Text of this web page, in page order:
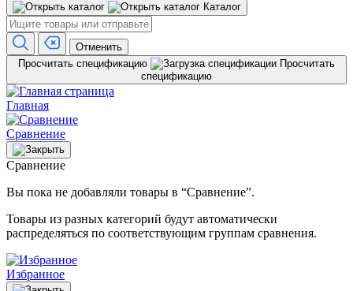
Каталог
Отменить
Просчитать спецификацию
Просчитать
спецификацию
Главная
Сравнение
Сравнение
Вы пока не добавляли товары в “Сравнение”.
Товары из разных категорий будут автоматически
распределяться по соответствующим группам сравнения.
Избранное